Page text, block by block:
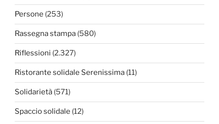
Persone (253)
Rassegna stampa (580)
Riflessioni (2.327)
Ristorante solidale Serenissima (11)
Solidarietà (571)
Spaccio solidale (12)